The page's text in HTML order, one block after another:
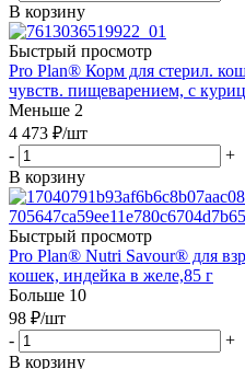
В корзину
Быстрый просмотр
Pro Plan® Корм для стерил.
чувств. пищеварением, с
Меньше 2
4 473 ₽/шт
-
+
В корзину
Быстрый просмотр
Pro Plan® Nutri Savour® для
кошек, индейка в желе,85 г
Больше 10
98 ₽/шт
-
+
В корзину